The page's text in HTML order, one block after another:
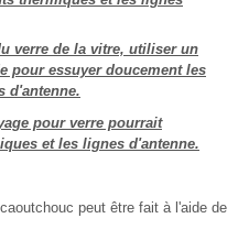
verre de la vitre, utiliser un
pour essuyer doucement les
d'antenne.
pour verre pourrait
et les lignes d'antenne.
peut être fait à l'aide de